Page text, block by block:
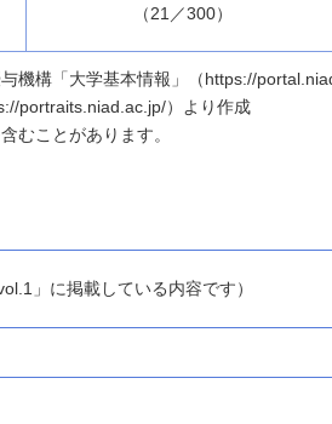
（21／300）
機構「大学基本情報」（https://
portraits.niad.ac.jp/）より作成
むことがあります。
」に掲載している内容です）